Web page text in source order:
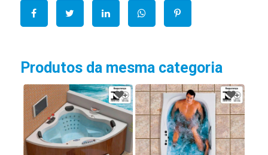
Produtos da mesma categoria